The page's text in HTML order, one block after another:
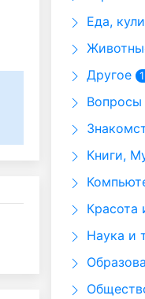
Еда,
Другое
Вопросы
Книги,
Красота
Наука и